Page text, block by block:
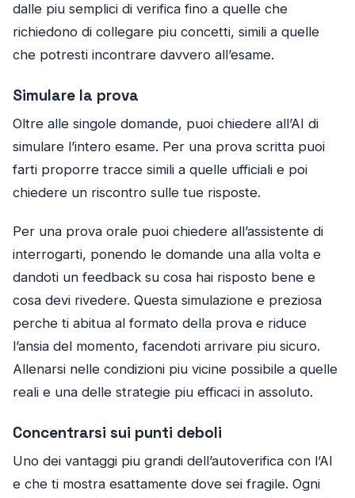
dalle piu semplici di verifica fino a quelle che
richiedono di collegare piu concetti, simili a quelle
che potresti incontrare davvero all’esame.
Simulare la prova
Oltre alle singole domande, puoi chiedere all’AI di
simulare l’intero esame. Per una prova scritta puoi
farti proporre tracce simili a quelle ufficiali e poi
chiedere un riscontro sulle tue risposte.
Per una prova orale puoi chiedere all’assistente di
interrogarti, ponendo le domande una alla volta e
dandoti un feedback su cosa hai risposto bene e
cosa devi rivedere. Questa simulazione e preziosa
perche ti abitua al formato della prova e riduce
l’ansia del momento, facendoti arrivare piu sicuro.
Allenarsi nelle condizioni piu vicine possibile a quelle
reali e una delle strategie piu efficaci in assoluto.
Concentrarsi sui punti deboli
Uno dei vantaggi piu grandi dell’autoverifica con l’AI
e che ti mostra esattamente dove sei fragile. Ogni